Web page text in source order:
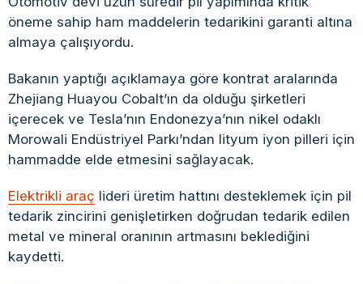
öneme sahip ham maddelerin tedarikini garanti altına
almaya çalışıyordu.
Bakanın yaptığı açıklamaya göre kontrat aralarında
Zhejiang Huayou Cobalt’ın da olduğu şirketleri
içerecek ve Tesla’nın Endonezya’nın nikel odaklı
Morowali Endüstriyel Parkı’ndan lityum iyon pilleri için
hammadde elde etmesini sağlayacak.
Elektrikli araç lideri üretim hattını desteklemek için pil
tedarik zincirini genişletirken doğrudan tedarik edilen
metal ve mineral oranının artmasını beklediğini
kaydetti.